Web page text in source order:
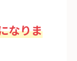
なりま